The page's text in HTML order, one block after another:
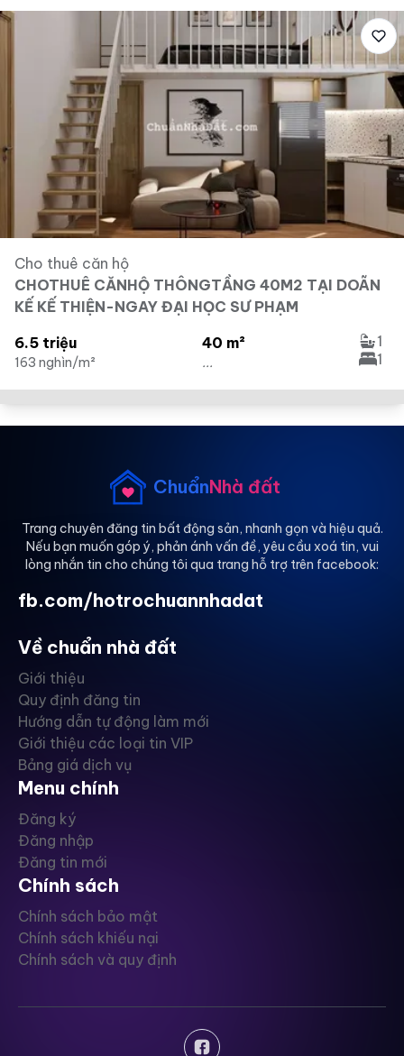
Cho thuê căn hộ
CHOTHUÊ CĂNHỘ THÔNGTẦNG 40M2 TẠI DOÃN
KẾ KẾ THIỆN-NGAY ĐẠI HỌC SƯ PHẠM
6.5 triệu
163 nghìn/m²
40 m²
...
1
1
ChuẩnNhà đất
Trang chuyên đăng tin bất động sản, nhanh gọn và hiệu quả.
Nếu bạn muốn góp ý, phản ánh vấn đề, yêu cầu xoá tin, vui
lòng nhắn tin cho chúng tôi qua trang hỗ trợ trên facebook:
fb.com/hotrochuannhadat
Về chuẩn nhà đất
Giới thiệu
Quy định đăng tin
Hướng dẫn tự động làm mới
Giới thiệu các loại tin VIP
Bảng giá dịch vụ
Menu chính
Đăng ký
Đăng nhập
Đăng tin mới
Chính sách
Chính sách bảo mật
Chính sách khiếu nại
Chính sách và quy định